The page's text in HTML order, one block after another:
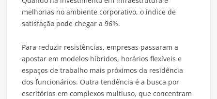
melhorias no ambiente corporativo, o índice de
satisfação pode chegar a 96%.
Para reduzir resistências, empresas passaram a
apostar em modelos híbridos, horários flexíveis e
espaços de trabalho mais próximos da residência
dos funcionários. Outra tendência é a busca por
escritórios em complexos multiuso, que concentram